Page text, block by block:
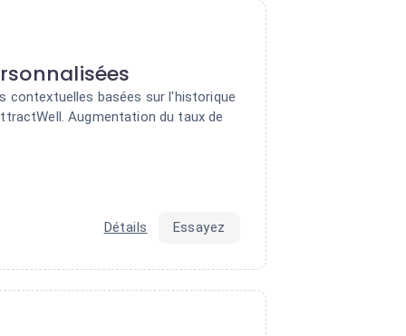
contextuelles basées sur l'historique
Augmentation du taux de
Détails Essayez